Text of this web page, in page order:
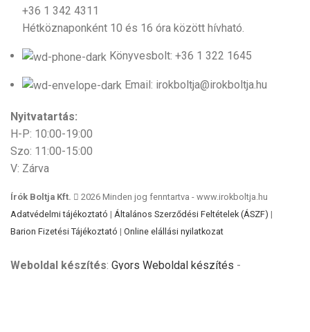
+36 1 342 4311
Hétköznaponként 10 és 16 óra között hívható.
Könyvesbolt: +36 1 322 1645
Email: irokboltja@irokboltja.hu
Nyitvatartás:
H-P: 10:00-19:00
Szo: 11:00-15:00
V: Zárva
Írók Boltja Kft.
2026 Minden jog fenntartva - www.irokboltja.hu
Adatvédelmi tájékoztató | Általános Szerződési Feltételek (ÁSZF) |
Barion Fizetési Tájékoztató | Online elállási nyilatkozat
Weboldal készítés: Gyors Weboldal készítés -